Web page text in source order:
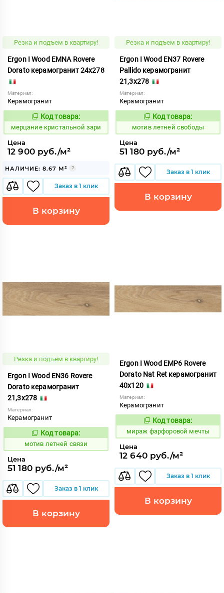
Резка и подъем в квартиру!
Ergon I Wood EMNA Rovere
Dorato керамогранит 24x278
Материал:
Керамогранит
983153
Код товара:
мерцание кристальной зари
Цена
12 900 руб./м²
НАЛИЧИЕ: 8.67 М²
Заказ в 1 клик
В корзину
Резка и подъем в квартиру!
Ergon I Wood EN37 Rovere
Pallido керамогранит
21,3x278
Материал:
Керамогранит
1037210
Код товара:
мотив летней свободы
Цена
51 180 руб./м²
Заказ в 1 клик
В корзину
Резка и подъем в квартиру!
Ergon I Wood EN36 Rovere
Dorato керамогранит
21,3x278
Материал:
Керамогранит
1037211
Код товара:
мотив летней связи
Цена
51 180 руб./м²
Заказ в 1 клик
В корзину
Ergon I Wood EMP6 Rovere
Dorato Nat Ret керамогранит
40x120
Материал:
Керамогранит
998301
Код товара:
мираж фарфоровой мечты
Цена
12 640 руб./м²
Заказ в 1 клик
В корзину